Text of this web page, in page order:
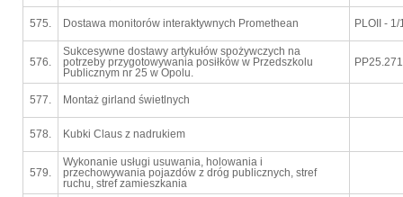
575. Dostawa monitorów interaktywnych Promethean PLOII -
576.
Sukcesywne dostawy artykułów spożywczych na
potrzeby przygotowywania posiłków w Przedszkolu
Publicznym nr 25 w Opolu.
577. Montaż girland świetlnych
578. Kubki Claus z nadrukiem
579.
Wykonanie usługi usuwania, holowania i
przechowywania pojazdów z dróg publicznych, stref
ruchu, stref zamieszkania